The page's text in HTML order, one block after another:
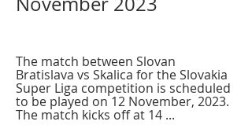
The match between Slovan
Bratislava vs Skalica for the Slovakia
Super Liga competition is scheduled
to be played on 12 November, 2023.
The match kicks off at 14 ...